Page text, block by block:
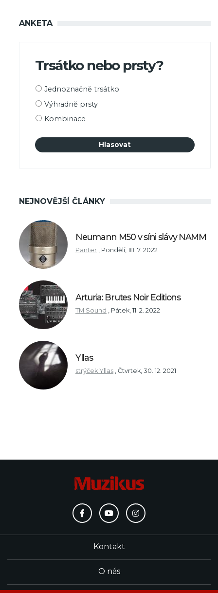
ANKETA
Trsátko nebo prsty?
Možnosti
Jednoznačně trsátko
Výhradně prsty
Kombinace
NEJNOVĚJŠÍ ČLÁNKY
Neumann M50 v síni slávy NAMM
Panter Pondělí, 18. 7. 2022
Arturia: Brutes Noir Editions
TM Sound Pátek, 11. 2. 2022
Yllas
strýček Yllas Čtvrtek, 30. 12. 2021
Kontakt
O nás